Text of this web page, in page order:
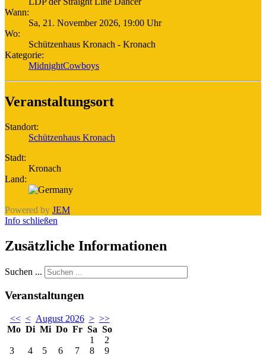
Wann:
Sa, 21. November 2026, 19:00 Uhr
Wo:
Schützenhaus Kronach - Kronach
Kategorie:
MidnightCowboys
Veranstaltungsort
Standort:
Schützenhaus Kronach
Stadt:
Kronach
Land:
Powered by JEM
Info schließen
Zusätzliche Informationen
Suchen ...
Veranstaltungen
<< < August 2026 > >>
Mo Di Mi Do Fr Sa So
1
2
3
4 5 6 7 8 9